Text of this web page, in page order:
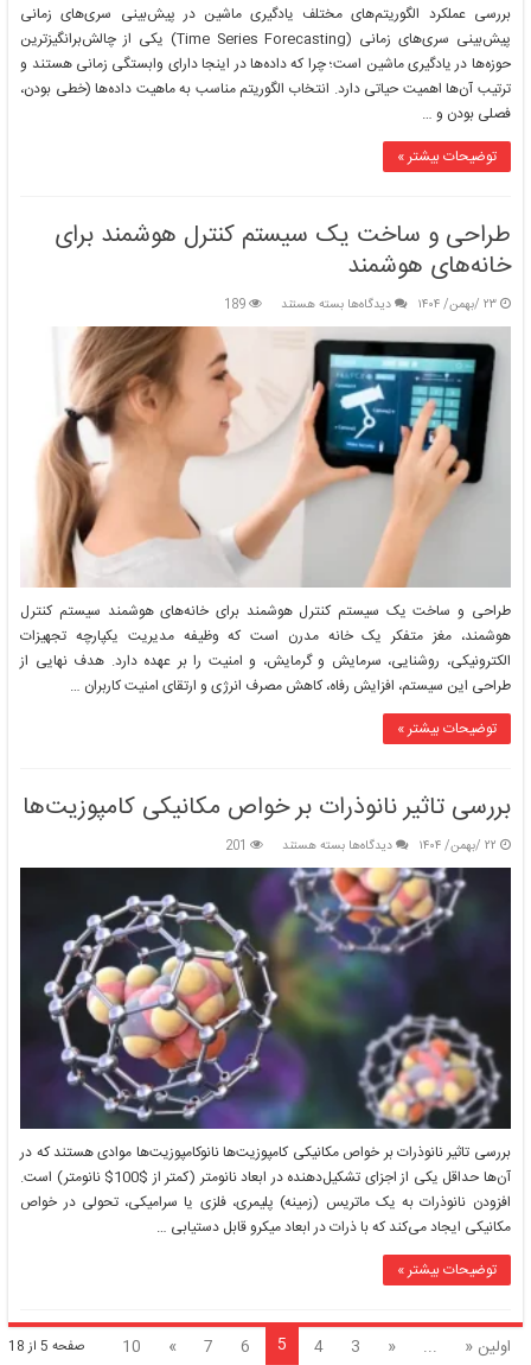
بررسی عملکرد الگوریتم‌های مختلف یادگیری ماشین در پیش‌بینی سری‌های زمانی
پیش‌بینی سری‌های زمانی (Time Series Forecasting) یکی از چالش‌برانگیزترین
حوزه‌ها در یادگیری ماشین است؛ چرا که داده‌ها در اینجا دارای وابستگی زمانی هستند و
ترتیب آن‌ها اهمیت حیاتی دارد. انتخاب الگوریتم مناسب به ماهیت داده‌ها (خطی بودن،
فصلی بودن و …
توضیحات بیشتر »
طراحی و ساخت یک سیستم کنترل هوشمند برای
خانه‌های هوشمند
۲۳ /بهمن/ ۱۴۰۴ دیدگاه‌هابرای
طراحی
و
ساخت
یک
سیستم
کنترل
هوشمند
برای
خانه‌های
هوشمند
بسته هستند 189
طراحی و ساخت یک سیستم کنترل هوشمند برای خانه‌های هوشمند سیستم کنترل
هوشمند، مغز متفکر یک خانه مدرن است که وظیفه مدیریت یکپارچه تجهیزات
الکترونیکی، روشنایی، سرمایش و گرمایش، و امنیت را بر عهده دارد. هدف نهایی از
طراحی این سیستم، افزایش رفاه، کاهش مصرف انرژی و ارتقای امنیت کاربران …
توضیحات بیشتر »
بررسی تاثیر نانوذرات بر خواص مکانیکی کامپوزیت‌ها
۲۲ /بهمن/ ۱۴۰۴ دیدگاه‌هابرای
بررسی
تاثیر
نانوذرات
بر
خواص
مکانیکی
کامپوزیت‌ها
بسته هستند 201
بررسی تاثیر نانوذرات بر خواص مکانیکی کامپوزیت‌ها نانوکامپوزیت‌ها موادی هستند که در
آن‌ها حداقل یکی از اجزای تشکیل‌دهنده در ابعاد نانومتر (کمتر از $100$ نانومتر) است.
افزودن نانوذرات به یک ماتریس (زمینه) پلیمری، فلزی یا سرامیکی، تحولی در خواص
مکانیکی ایجاد می‌کند که با ذرات در ابعاد میکرو قابل دستیابی …
توضیحات بیشتر »
صفحه 5 از 18 اولین « ...
«
3
4
5
6
7
»
10